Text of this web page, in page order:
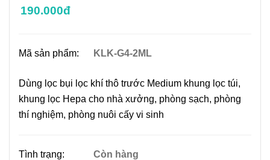
190.000đ
Mã sản phẩm: KLK-G4-2ML
Dùng lọc bụi lọc khí thô trước Medium khung lọc túi,
khung lọc Hepa cho nhà xưởng, phòng sạch, phòng
thí nghiệm, phòng nuôi cấy vi sinh
Tình trạng: Còn hàng